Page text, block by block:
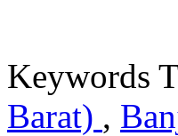
Keywords
Barat) ,